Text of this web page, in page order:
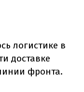
логистике в
доставке
фронта.